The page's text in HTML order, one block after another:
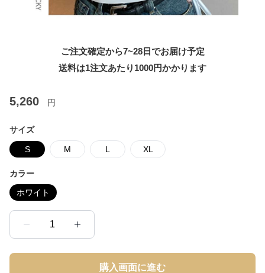
ご注文確定から7~28日でお届け予定
送料は1注文あたり 1000円かかります
5,260 円
サイズ
S M L XL
カラー
ホワイト
1
購入画面に進む